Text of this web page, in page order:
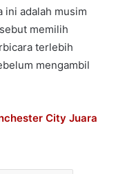
adalah musim
memilih
terlebih
mengambil
City Juara